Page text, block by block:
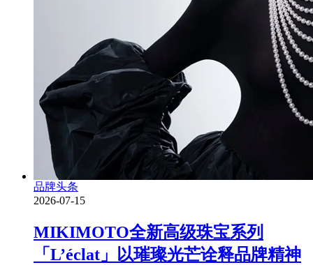
品牌头条
2026-07-15
MIKIMOTO全新高级珠宝系列
「L’éclat」以璀璨光芒诠释品牌精神